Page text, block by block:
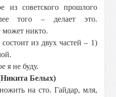
из советского прошлого
того – делает это.
может никто.
из двух частей – 1)
я не буду.
Белых)
на сто. Гайдар, мля,